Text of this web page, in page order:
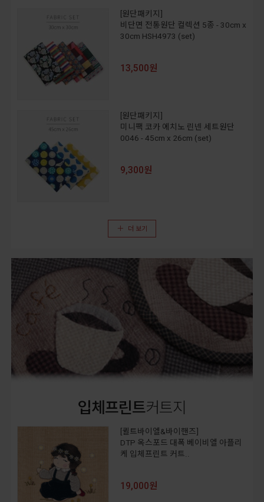
[원단패키지]
비단면 전통원단 컬렉션 5종 - 30cm x
30cm HSH4973 (set)
13,500원
[원단패키지]
미니팩 코카 에치노 린넨 세트원단
0046 - 45cm x 26cm (set)
9,300원
더 보기
입체프린트커트지
[퀼트바이엘&바이핸즈]
DTP 옥스포드 대폭 베이비엘 아플리
케 입체프린트 커트..
19,000원